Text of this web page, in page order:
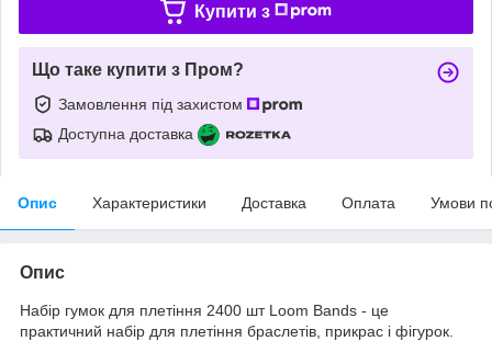
Купити з
Що таке купити з Пром?
Замовлення під захистом
Доступна доставка
Опис Характеристики Доставка Оплата Умови
Опис
Набір гумок для плетіння 2400 шт Loom Bands - це
практичний набір для плетіння браслетів, прикрас і фігурок.